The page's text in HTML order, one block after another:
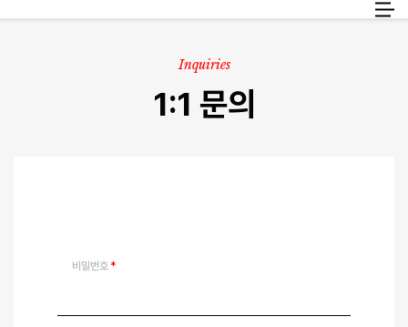
Inquiries
1:1 문의
비밀번호